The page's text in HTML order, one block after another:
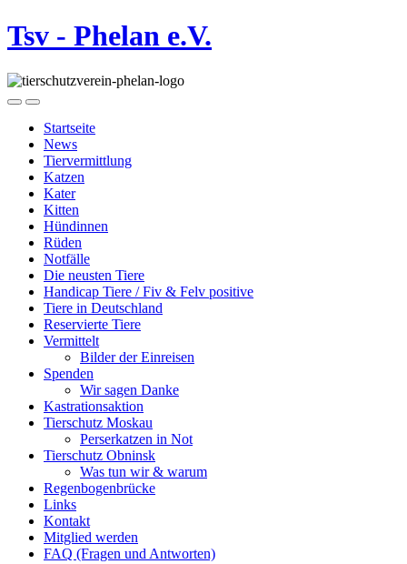
Tsv - Phelan e.V.
Startseite
News
Tiervermittlung
Katzen
Kater
Kitten
Hündinnen
Rüden
Notfälle
Die neusten Tiere
Handicap Tiere / Fiv & Felv positive
Tiere in Deutschland
Reservierte Tiere
Vermittelt
Bilder der Einreisen
Spenden
Wir sagen Danke
Kastrationsaktion
Tierschutz Moskau
Perserkatzen in Not
Tierschutz Obninsk
Was tun wir & warum
Regenbogenbrücke
Links
Kontakt
Mitglied werden
FAQ (Fragen und Antworten)